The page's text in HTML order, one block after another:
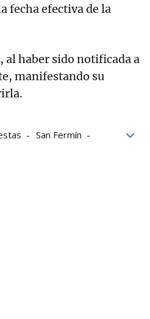
fecha efectiva de la
al haber sido notificada a
manifestando su
San Fermín